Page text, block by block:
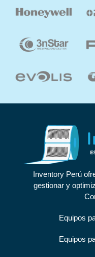
Inventory Perú
gestionar y
Equipos
Equipos